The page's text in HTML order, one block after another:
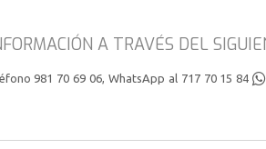
A TRAVÉS DEL
981 70 69 06, WhatsApp al 717 70 15 84